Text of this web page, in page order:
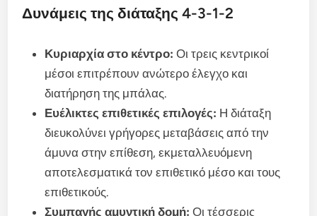
Δυνάμεις της διάταξης 4-3-1-2
Κυριαρχία στο κέντρο: Οι τρεις κεντρικοί
μέσοι επιτρέπουν ανώτερο έλεγχο και
διατήρηση της μπάλας.
Ευέλικτες επιθετικές επιλογές: Η διάταξη
διευκολύνει γρήγορες μεταβάσεις από την
άμυνα στην επίθεση, εκμεταλλευόμενη
αποτελεσματικά τον επιθετικό μέσο και τους
επιθετικούς.
Συμπαγής αμυντική δομή: Οι τέσσερις